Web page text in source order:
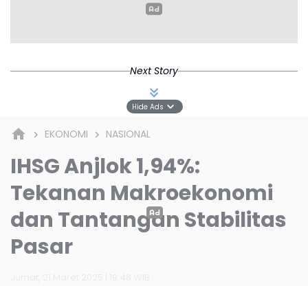
Next Story
EKONOMI NASIONAL
IHSG Anjlok 1,94%:
Tekanan Makroekonomi
dan Tantangan Stabilitas
Pasar
Hide Ads